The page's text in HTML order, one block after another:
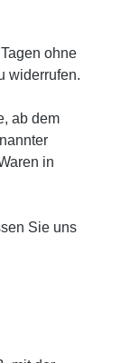
ohne
widerrufen.
ab dem
in
Sie uns